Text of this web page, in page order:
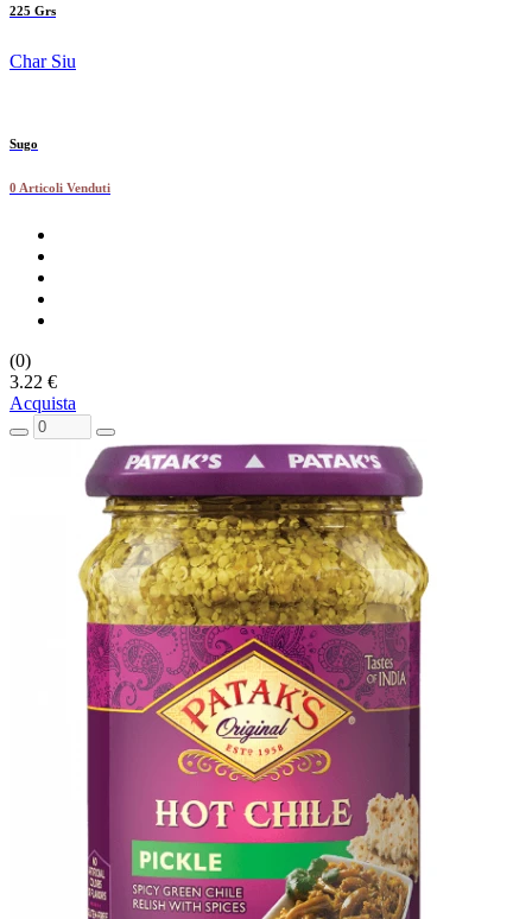
225 Grs
Char Siu
Sugo
0 Articoli Venduti
(0)
3.22 €
Acquista